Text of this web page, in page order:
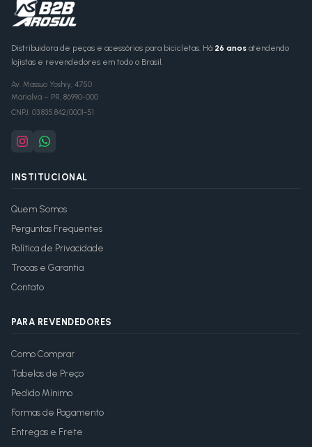
Distribuidora de peças e acessórios para bicicletas. Há 26 anos atendendo
lojistas e revendedores em todo o Brasil.
Av. Massuo Yoshiy, 4750
Marialva – PR, 86990-000
CNPJ: 03.835.842/0001-51
INSTITUCIONAL
Quem Somos
Perguntas Frequentes
Política de Privacidade
Trocas e Garantia
Contato
PARA REVENDEDORES
Como Comprar
Tabelas de Preço
Pedido Mínimo
Formas de Pagamento
Entregas e Frete